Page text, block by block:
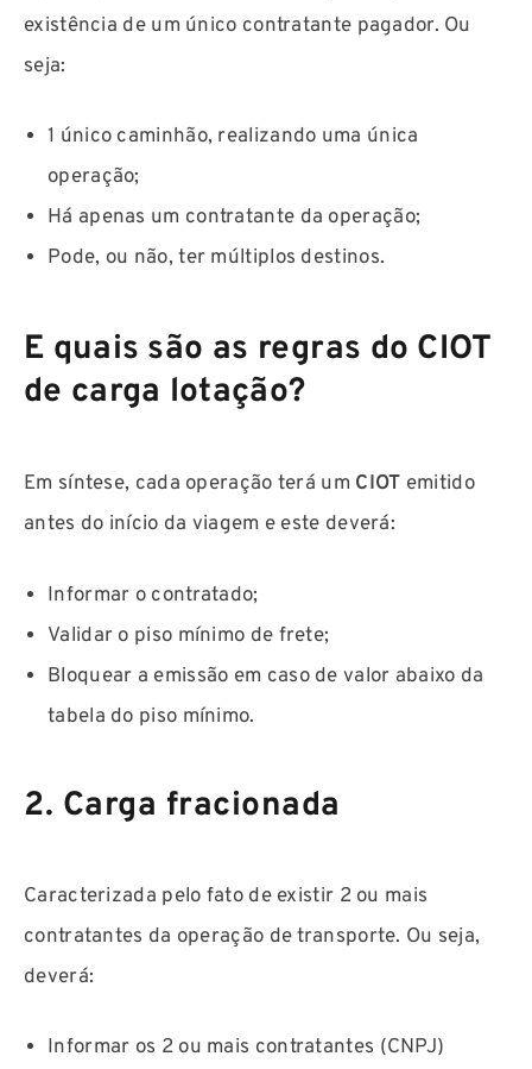
existência de um único contratante pagador. Ou
seja:
1 único caminhão, realizando uma única
operação;
Há apenas um contratante da operação;
Pode, ou não, ter múltiplos destinos.
E quais são as regras do CIOT
de carga lotação?
Em síntese, cada operação terá um CIOT emitido
antes do início da viagem e este deverá:
Informar o contratado;
Validar o piso mínimo de frete;
Bloquear a emissão em caso de valor abaixo da
tabela do piso mínimo.
2. Carga fracionada
Caracterizada pelo fato de existir 2 ou mais
contratantes da operação de transporte. Ou seja,
deverá:
Informar os 2 ou mais contratantes (CNPJ)